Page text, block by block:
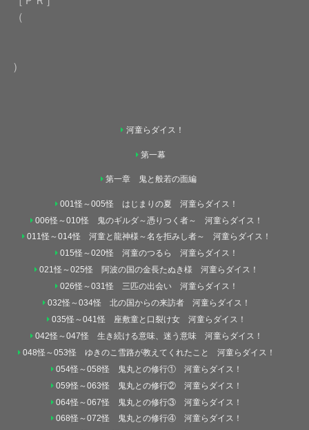
（
）
河童らダイス！
第一幕
第一章 鬼と般若の面編
001怪～005怪 はじまりの夏 河童らダイス！
006怪～010怪 鬼のギルダ～憑りつく者～ 河童らダイス！
011怪～014怪 河童と龍神様～名を拒みし者～ 河童らダイス！
015怪～020怪 河童のつるら 河童らダイス！
021怪～025怪 阿波の国の金長たぬき様 河童らダイス！
026怪～031怪 三匹の出会い 河童らダイス！
032怪～034怪 北の国からの来訪者 河童らダイス！
035怪～041怪 座敷童と口裂け女 河童らダイス！
042怪～047怪 生き続ける意味、迷う意味 河童らダイス！
048怪～053怪 ゆきのこ雪路が教えてくれたこと 河童らダイス！
054怪～058怪 鬼丸との修行① 河童らダイス！
059怪～063怪 鬼丸との修行② 河童らダイス！
064怪～067怪 鬼丸との修行③ 河童らダイス！
068怪～072怪 鬼丸との修行④ 河童らダイス！